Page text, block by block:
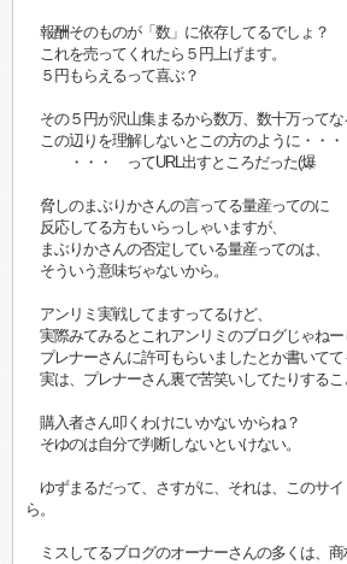
報酬そのものが「数」に依存してるでしょ？
これを売ってくれたら５円上げます。
５円もらえるって喜ぶ？
その５円が沢山集まるから数万、数十万ってな
この辺りを理解しないとこの方のように・・・
・・・ ってURL出すところだった(爆
脅しのまぶりかさんの言ってる量産ってのに
反応してる方もいらっしゃいますが、
まぶりかさんの否定している量産ってのは、
そういう意味ぢゃないから。
アンリミ実戦してますってるけど、
実際みてみるとこれアンリミのブログじゃねー
プレナーさんに許可もらいましたとか書いてて
実は、プレナーさん裏で苦笑いしてたりするこ
購入者さん叩くわけにいかないからね？
そゆのは自分で判断しないといけない。
ゆずまるだって、さすがに、それは、このサ
ら。
ミスしてるブログのオーナーさんの多くは、商